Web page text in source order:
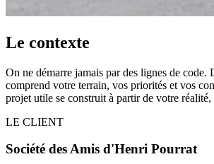
Le contexte
On ne démarre jamais par des lignes de code.
comprend votre terrain, vos priorités et vos
projet utile se construit à partir de votre réalité,
LE CLIENT
Société des Amis d'Henri Pourrat